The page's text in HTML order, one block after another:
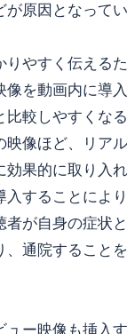
原因となってい
りやすく伝える
を動画内に導
較しやすくな
像ほど、リア
効果的に取り入
することによ
者が自身の症状
、通院すること
ー映像も挿入す